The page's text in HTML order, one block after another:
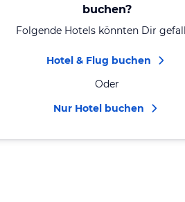
buchen?
Folgende Hotels könnten Dir
Hotel & Flug buchen
Oder
Nur Hotel buchen